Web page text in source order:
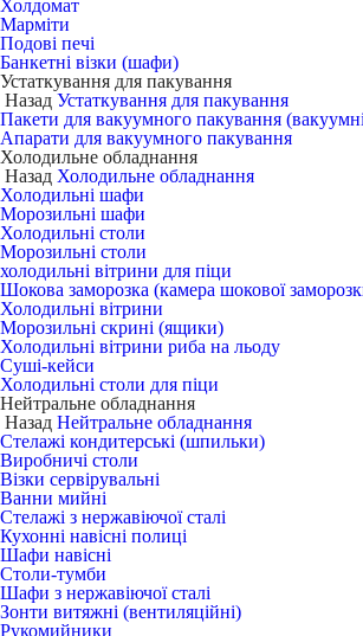
Холдомат
Марміти
Подові печі
Банкетні візки (шафи)
Устаткування для пакування
Назад Устаткування для пакування
Пакети для вакуумного пакування
Апарати для вакуумного пакування
Холодильне обладнання
Назад Холодильне обладнання
Холодильні шафи
Морозильні шафи
Холодильні столи
Морозильні столи
холодильні вітрини для піци
Шокова заморозка (камера шокової
Холодильні вітрини
Морозильні скрині (ящики)
Холодильні вітрини риба на льоду
Суші-кейси
Холодильні столи для піци
Нейтральне обладнання
Назад Нейтральне обладнання
Стелажі кондитерські (шпильки)
Виробничі столи
Візки сервірувальні
Ванни мийні
Стелажі з нержавіючої сталі
Кухонні навісні полиці
Шафи навісні
Столи-тумби
Шафи з нержавіючої сталі
Зонти витяжні (вентиляційні)
Рукомийники